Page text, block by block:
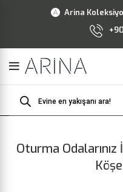
Arina
Products
search
Oturma